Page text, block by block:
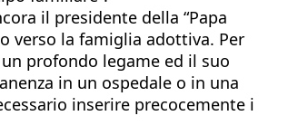
il presidente della “Papa
verso la famiglia adottiva. Per
profondo legame ed il suo
in un ospedale o in una
inserire precocemente i